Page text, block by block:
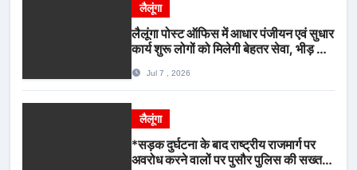
लैलूंगा
लैलूंगा पोस्ट ऑफिस में आधार पंजीयन एवं सुधार
कार्य शुरू लोगों को मिलेगी बेहतर सेवा, भीड़ से
Jul 7 , 2026
लैलूंगा
*सड़क दुर्घटना के बाद राष्ट्रीय राजमार्ग पर
अवरोध करने वालों पर पुसौर पुलिस की सख्त